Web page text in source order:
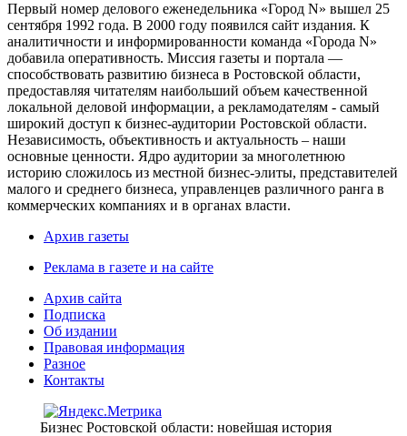
Первый номер делового еженедельника «Город N» вышел 25
сентября 1992 года. В 2000 году появился сайт издания. К
аналитичности и информированности команда «Города N»
добавила оперативность. Миссия газеты и портала —
способствовать развитию бизнеса в Ростовской области,
предоставляя читателям наибольший объем качественной
локальной деловой информации, а рекламодателям - самый
широкий доступ к бизнес-аудитории Ростовской области.
Независимость, объективность и актуальность – наши
основные ценности. Ядро аудитории за многолетнюю
историю сложилось из местной бизнес-элиты, представителей
малого и среднего бизнеса, управленцев различного ранга в
коммерческих компаниях и в органах власти.
Архив газеты
Реклама в газете и на сайте
Архив сайта
Подписка
Об издании
Правовая информация
Разное
Контакты
Бизнес Ростовской области: новейшая история